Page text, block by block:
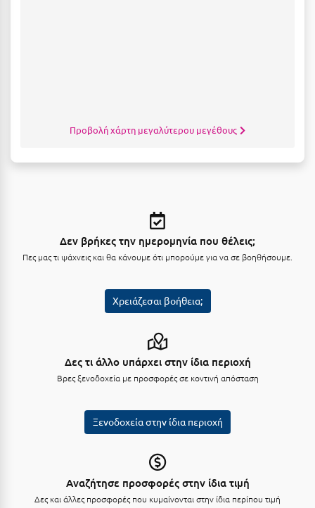
Νέα Στύρα Εύβοιας
Ορεινή Ναυπακτία
Πάλαιρος
Προβολή χάρτη μεγαλύτερου μεγέθους
Δεν βρήκες την ημερομηνία που θέλεις;
Πες μας τι ψάχνεις και θα κάνουμε ότι μπορούμε για να σε βοηθήσουμε.
Χρειάζεσαι βοήθεια;
Δες τι άλλο υπάρχει στην ίδια περιοχή
Βρες ξενοδοχεία με προσφορές σε κοντινή απόσταση
Ξενοδοχεία στην ίδια περιοχή
Αναζήτησε προσφορές στην ίδια τιμή
Δες και άλλες προσφορές που κυμαίνονται στην ίδια περίπου τιμή